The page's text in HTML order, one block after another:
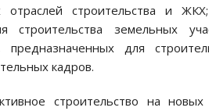
отраслей строительства и
строительства земельных
предназначенных для
кадров.
строительство на